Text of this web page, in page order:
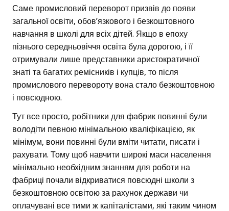
Саме промисловий переворот призвів до появи
загальної освіти, обов’язкового і безкоштовного
навчання в школі для всіх дітей. Якщо в епоху
пізнього середньовіччя освіта була дорогою, і її
отримували лише представники аристократичної
знаті та багатих ремісників і купців, то після
промислового перевороту вона стало безкоштовною
і повсюдною.
Тут все просто, робітники для фабрик повинні були
володіти певною мінімальною кваліфікацією, як
мінімум, вони повинні були вміти читати, писати і
рахувати. Тому щоб навчити широкі маси населення
мінімально необхідним знанням для роботи на
фабриці почали відкриватися повсюдні школи з
безкоштовною освітою за рахунок держави чи
оплачувані все тими ж капіталістами, які таким чином